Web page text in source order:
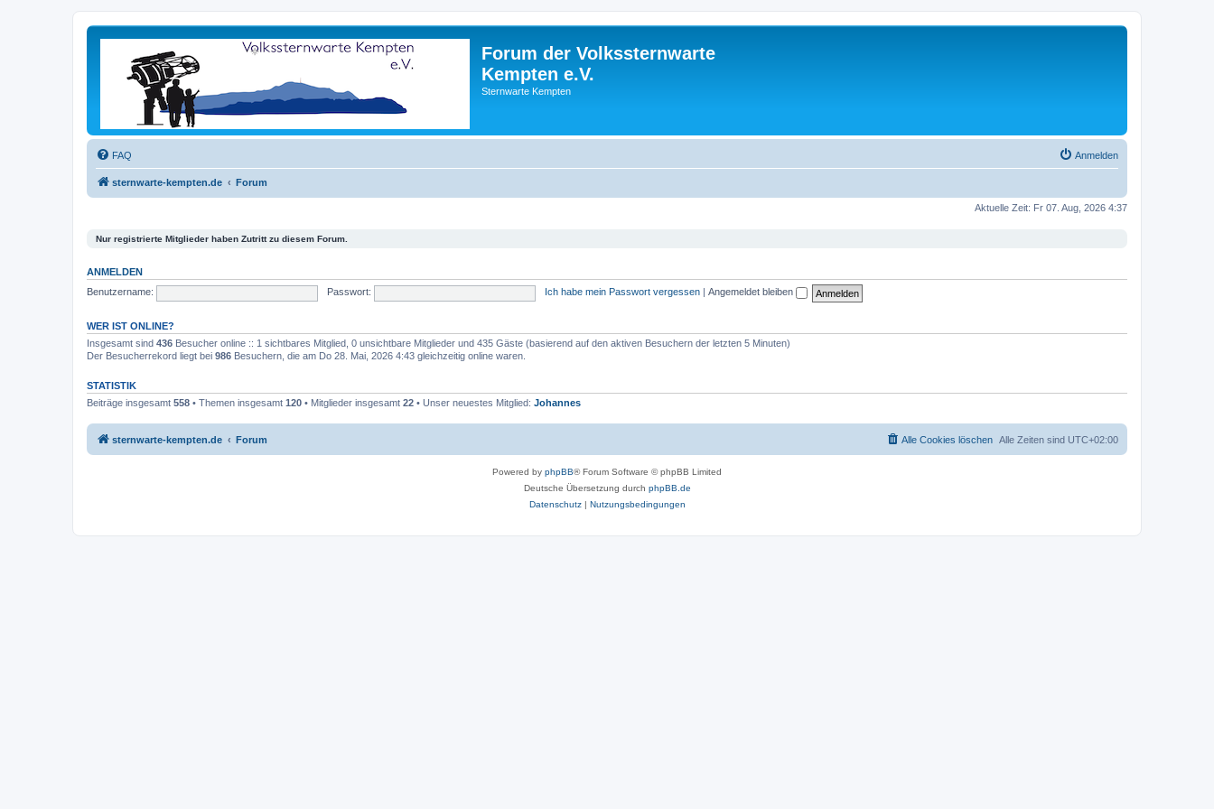
Forum der Volkssternwarte
Kempten e.V.
Sternwarte Kempten
FAQ Anmelden
sternwarte-kempten.de Forum
Aktuelle Zeit: Fr 07. Aug, 2026 4:37
Nur registrierte Mitglieder haben Zutritt zu diesem Forum.
ANMELDEN
Benutzername:
Passwort: Ich habe mein Passwort vergessen Angemeldet bleiben
WER IST ONLINE?
Insgesamt sind 436 Besucher online :: 1 sichtbares Mitglied, 0 unsichtbare Mitglieder und 435 Gäste (basierend auf den aktiven Besuchern der letzten 5 Minuten)
Der Besucherrekord liegt bei 986 Besuchern, die am Do 28. Mai, 2026 4:43 gleichzeitig online waren.
STATISTIK
Beiträge insgesamt 558 • Themen insgesamt 120 • Mitglieder insgesamt 22 • Unser neuestes Mitglied: Johannes
sternwarte-kempten.de Forum Alle Zeiten sind UTC+02:00
Alle Cookies löschen
Powered by phpBB® Forum Software © phpBB Limited
Deutsche Übersetzung durch phpBB.de
Datenschutz| Nutzungsbedingungen